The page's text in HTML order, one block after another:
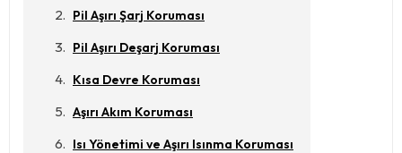
Pil Aşırı Şarj Koruması
Pil Aşırı Deşarj Koruması
Kısa Devre Koruması
Aşırı Akım Koruması
Isı Yönetimi ve Aşırı Isınma Koruması